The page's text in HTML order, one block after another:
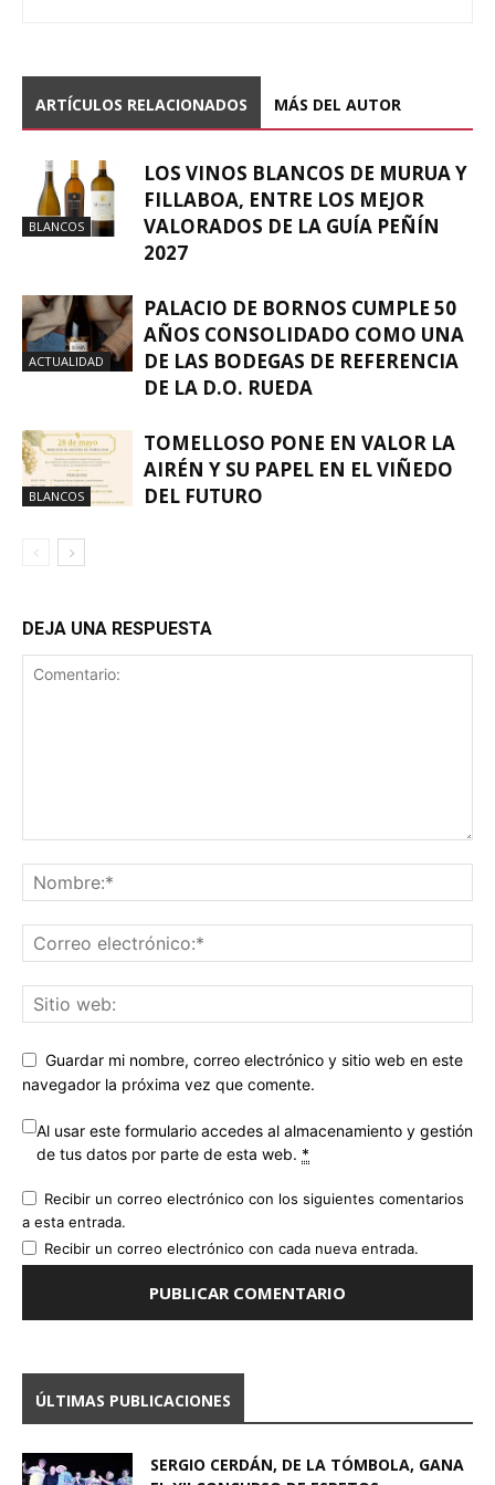
ARTÍCULOS RELACIONADOS MÁS DEL AUTOR
BLANCOS
LOS VINOS BLANCOS DE MURUA Y
FILLABOA, ENTRE LOS MEJOR
VALORADOS DE LA GUÍA PEÑÍN
2027
ACTUALIDAD
PALACIO DE BORNOS CUMPLE 50
AÑOS CONSOLIDADO COMO UNA
DE LAS BODEGAS DE REFERENCIA
DE LA D.O. RUEDA
BLANCOS
TOMELLOSO PONE EN VALOR LA
AIRÉN Y SU PAPEL EN EL VIÑEDO
DEL FUTURO
DEJA UNA RESPUESTA
Guardar mi nombre, correo electrónico y sitio web en este
navegador la próxima vez que comente.
Al usar este formulario accedes al almacenamiento y gestión
de tus datos por parte de esta web. *
Recibir un correo electrónico con los siguientes comentarios
a esta entrada.
Recibir un correo electrónico con cada nueva entrada.
ÚLTIMAS PUBLICACIONES
SERGIO CERDÁN, DE LA TÓMBOLA, GANA